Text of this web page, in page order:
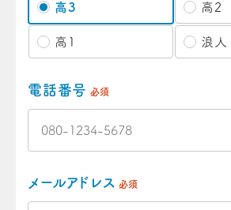
高3 高2
高1 浪人
電話番号 必須
メールアドレス 必須